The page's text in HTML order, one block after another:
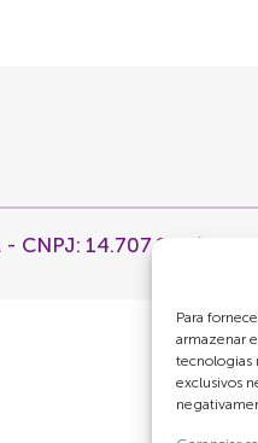
Para
armazenar
tecnologias
exclusivos
- CNPJ: 14.707.203/0001-